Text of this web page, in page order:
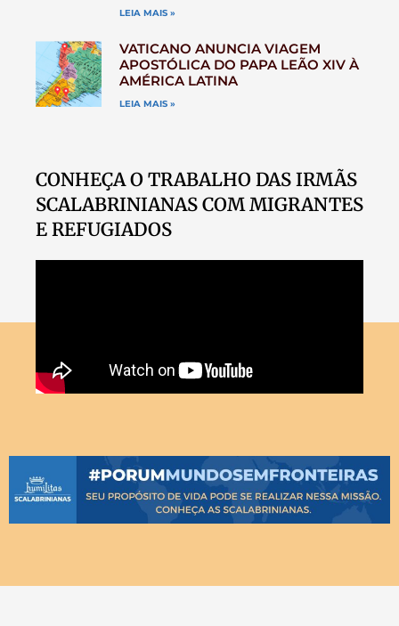
LEIA MAIS »
VATICANO ANUNCIA VIAGEM
APOSTÓLICA DO PAPA LEÃO XIV À
AMÉRICA LATINA
LEIA MAIS »
CONHEÇA O TRABALHO DAS IRMÃS
SCALABRINIANAS COM MIGRANTES
E REFUGIADOS